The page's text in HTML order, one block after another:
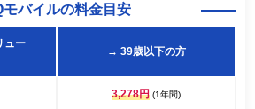
モバイルの料金目安
ュー
→ 39歳以下の方
3,278円 (1年間)